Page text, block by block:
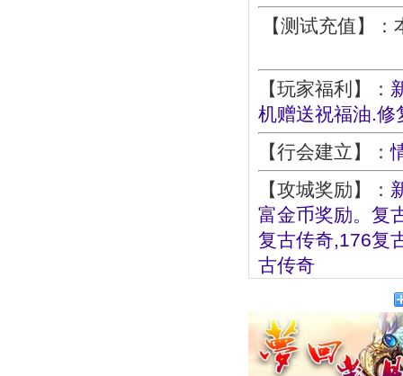
【测试充值】
【玩家福利】：
机赠送祝福油.修
【行会建立】：
【攻城奖励】：
富金币奖励。复
复古传奇,176复
古传奇